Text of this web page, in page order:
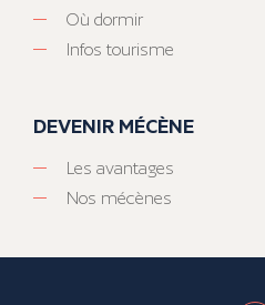
Où dormir
Infos tourisme
DEVENIR MÉCÈNE
Les avantages
Nos mécènes